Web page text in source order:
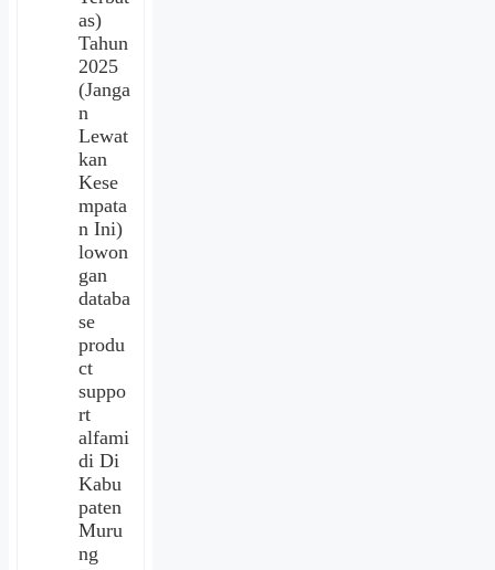
as)
Tahun
2025
(Janga
n
Lewat
kan
Kese
mpata
n Ini)
lowon
gan
databa
se
produ
ct
suppo
rt
alfami
di Di
Kabu
paten
Muru
ng